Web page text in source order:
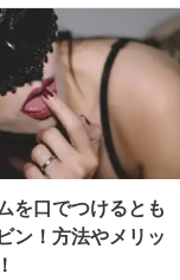
を口でつけるとも
ン！方法やメリッ